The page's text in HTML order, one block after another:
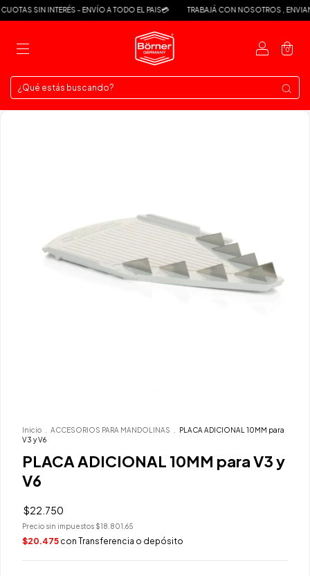
SIN INTERÉS - ENVÍO A TODO EL PAIS💳 TRABAJÁ CON NOSOTROS ,
0
Inicio ACCESORIOS PARA MANDOLINAS
PLACA ADICIONAL 10MM para
V3 y V6
PLACA ADICIONAL 10MM para V3 y
V6
$22.750
Precio sin impuestos $18.801,65
$20.475 con Transferencia o depósito